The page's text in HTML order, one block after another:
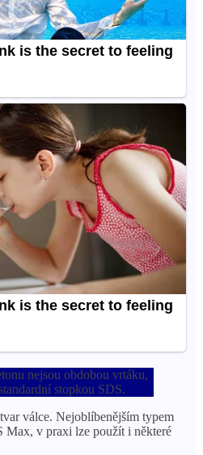
nejsou obdobou vrtáku,
stopkou SDS.
válce. Nejoblíbenějším typem
Max, v praxi lze použít i některé